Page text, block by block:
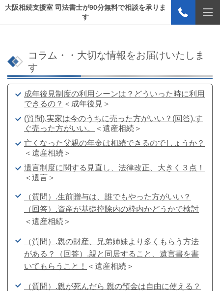
大阪相続支援室 司法書士が90分無料で相談を承りま
す
コラム・・大切な情報をお届けいたしま
す
成年後見制度の利用シーンは？どういった時に利用
できるの？ ＜成年後見＞
(質問).実家は今のうちに売った方がいい？(回答).す
ぐ売った方がいい。
＜遺産相続＞
亡くなった父親の年金は相続できるのでしょうか？
＜遺産相続＞
遺言制度に関する見直し、法律改正、大きく３点！
＜遺言＞
（質問）.生前贈与は、誰でもやった方がいい？
（回答）.資産が基礎控除内の枠内かどうかで検討
＜遺産相続＞
（質問）.親の財産、兄弟姉妹より多くもらう方法
がある？（回答）.親と同居すること、遺言書を書
いてもらうこと！
＜遺産相続＞
（質問）.親が死んだら 親の預金は自由に使える？